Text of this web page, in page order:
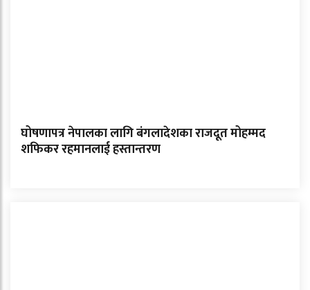
घोषणापत्र नेपालका लागि बंगलादेशका राजदूत मोहम्मद
शफिकर रहमानलाई हस्तान्तरण